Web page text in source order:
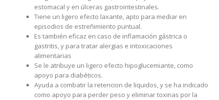
estomacal y en úlceras gastrointestinales.
Tiene un ligero efecto laxante, apto para mediar en
episodios de estreñimiento puntual.
Es también eficaz en caso de inflamación gástrica o
gastritis, y para tratar alergias e intoxicaciones
alimentarias
Se le atribuye un ligero efecto hipoglucemiante, como
apoyo para diabéticos.
Ayuda a combatir la retencion de liquidos, y se ha indicado
como apoyo para perder peso y eliminar toxinas por la